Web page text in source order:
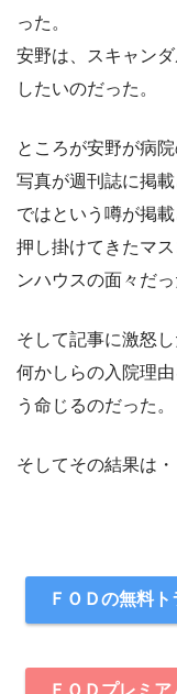
った。
安野は、スキャン
したいのだった。
ところが安野が病
写真が週刊誌に掲
ではという噂が掲
押し掛けてきたマ
ンハウスの面々だっ
そして記事に激怒し
何かしらの入院理
う命じるのだった。
そしてその結果は・
ＦＯＤの無料
ＦＯＤプレミ